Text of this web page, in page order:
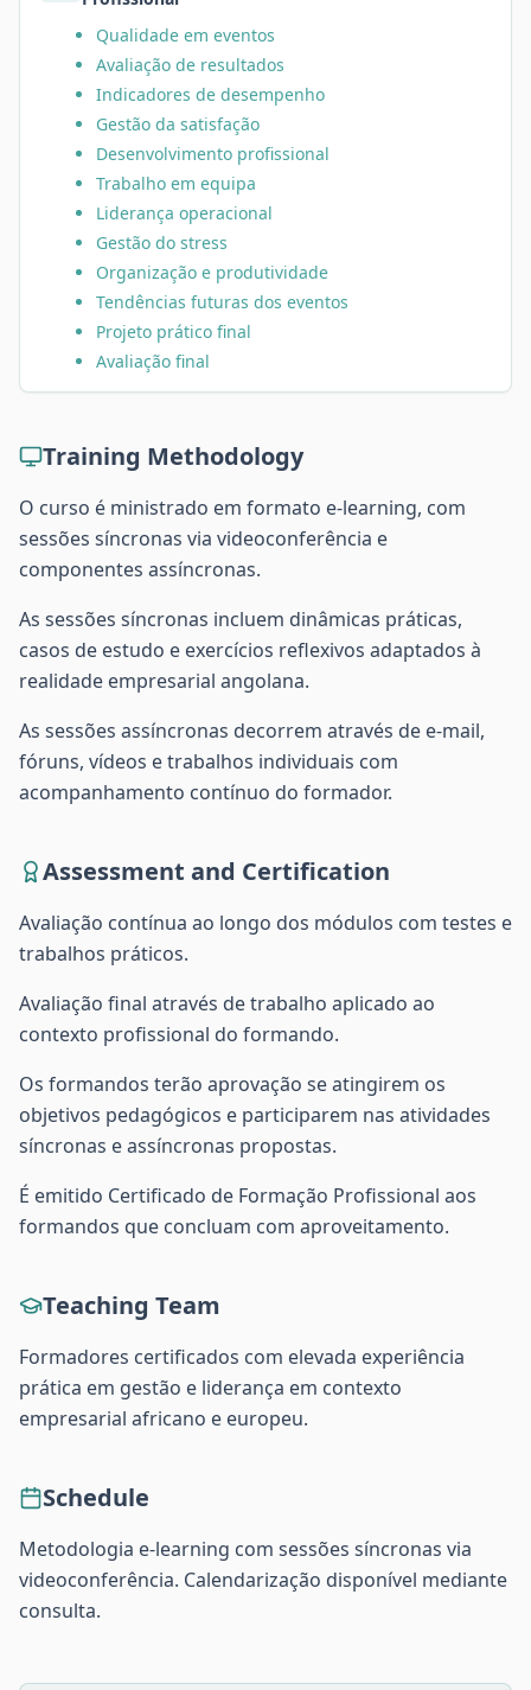
Qualidade em eventos
Avaliação de resultados
Indicadores de desempenho
Gestão da satisfação
Desenvolvimento profissional
Trabalho em equipa
Liderança operacional
Gestão do stress
Organização e produtividade
Tendências futuras dos eventos
Projeto prático final
Avaliação final
Training Methodology
O curso é ministrado em formato e-learning, com
sessões síncronas via videoconferência e
componentes assíncronas.
As sessões síncronas incluem dinâmicas práticas,
casos de estudo e exercícios reflexivos adaptados à
realidade empresarial angolana.
As sessões assíncronas decorrem através de e-mail,
fóruns, vídeos e trabalhos individuais com
acompanhamento contínuo do formador.
Assessment and Certification
Avaliação contínua ao longo dos módulos com testes e
trabalhos práticos.
Avaliação final através de trabalho aplicado ao
contexto profissional do formando.
Os formandos terão aprovação se atingirem os
objetivos pedagógicos e participarem nas atividades
síncronas e assíncronas propostas.
É emitido Certificado de Formação Profissional aos
formandos que concluam com aproveitamento.
Teaching Team
Formadores certificados com elevada experiência
prática em gestão e liderança em contexto
empresarial africano e europeu.
Schedule
Metodologia e-learning com sessões síncronas via
videoconferência. Calendarização disponível mediante
consulta.